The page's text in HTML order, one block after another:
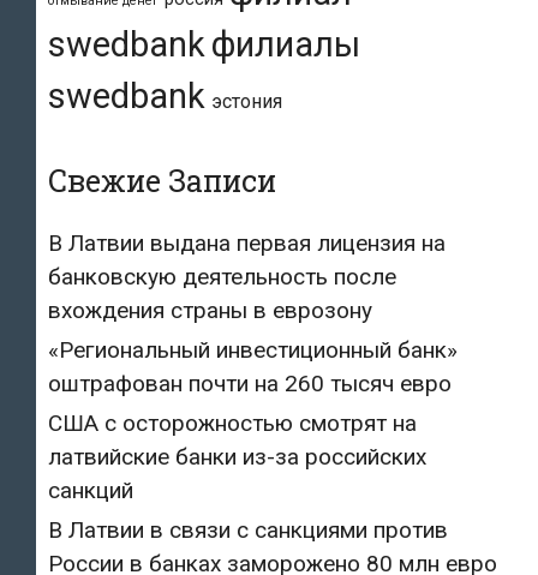
swedbankфилиалы
swedbank эстония
Свежие Записи
В Латвии выдана первая лицензия на
банковскую деятельность после
вхождения страны в еврозону
«Региональный инвестиционный банк»
оштрафован почти на 260 тысяч евро
США с осторожностью смотрят на
латвийские банки из-за российских
санкций
В Латвии в связи с санкциями против
России в банках заморожено 80 млн евро